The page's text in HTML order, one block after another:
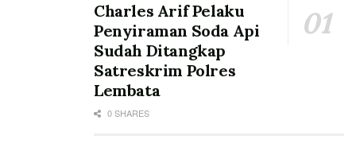
Charles Arif Pelaku
Penyiraman Soda Api
Sudah Ditangkap
Satreskrim Polres
Lembata
0 SHARES